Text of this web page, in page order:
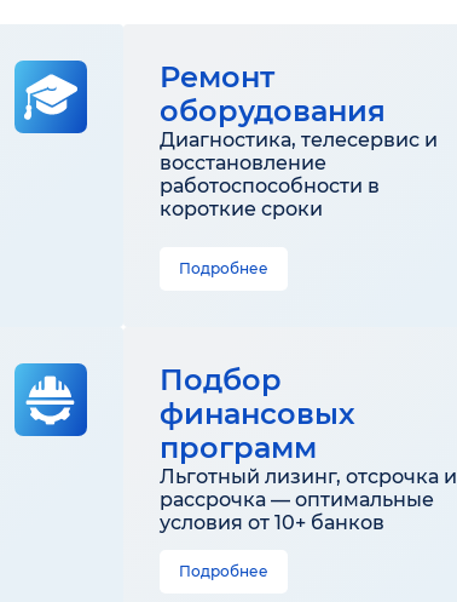
Ремонт
оборудования
Диагностика, телесервис и
восстановление
работоспособности в
короткие сроки
Подробнее
Подбор
финансовых
программ
Льготный лизинг, отсрочка и
рассрочка — оптимальные
условия от 10+ банков
Подробнее